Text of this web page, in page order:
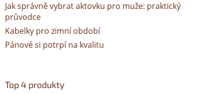
Jak správně vybrat aktovku pro muže: praktický
průvodce
Kabelky pro zimní období
Pánové si potrpí na kvalitu
Top 4 produkty